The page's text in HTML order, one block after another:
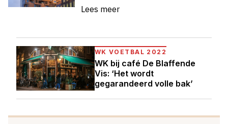
Lees meer
WK VOETBAL 2022
WK bij café De Blaffende
Vis: ‘Het wordt
gegarandeerd volle bak’